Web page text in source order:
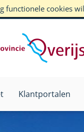
functionele cookies
Klantportalen